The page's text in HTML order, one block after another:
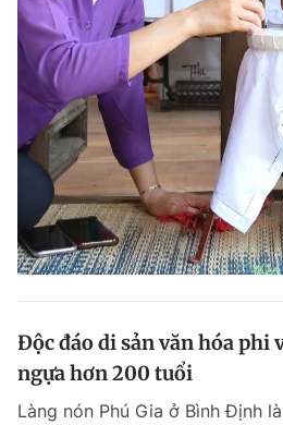
Độc đáo di sản văn hóa phi
ngựa hơn 200 tuổi
Làng nón Phú Gia ở Bình Định